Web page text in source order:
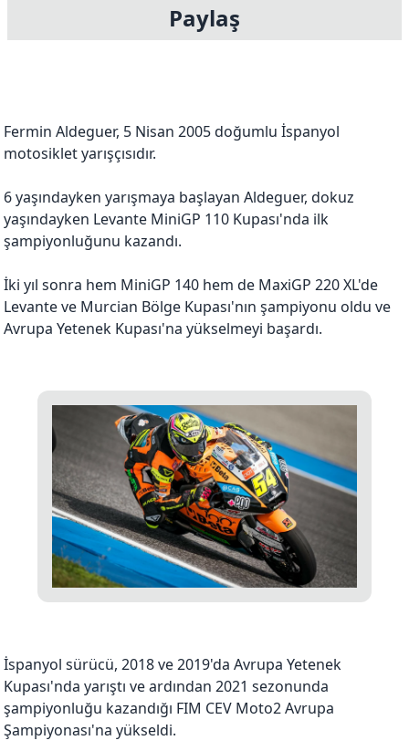
Paylaş
Fermin Aldeguer, 5 Nisan 2005 doğumlu İspanyol
motosiklet yarışçısıdır.
6 yaşındayken yarışmaya başlayan Aldeguer, dokuz
yaşındayken Levante MiniGP 110 Kupası'nda ilk
şampiyonluğunu kazandı.
İki yıl sonra hem MiniGP 140 hem de MaxiGP 220 XL'de
Levante ve Murcian Bölge Kupası'nın şampiyonu oldu ve
Avrupa Yetenek Kupası'na yükselmeyi başardı.
İspanyol sürücü, 2018 ve 2019'da Avrupa Yetenek
Kupası'nda yarıştı ve ardından 2021 sezonunda
şampiyonluğu kazandığı FIM CEV Moto2 Avrupa
Şampiyonası'na yükseldi.